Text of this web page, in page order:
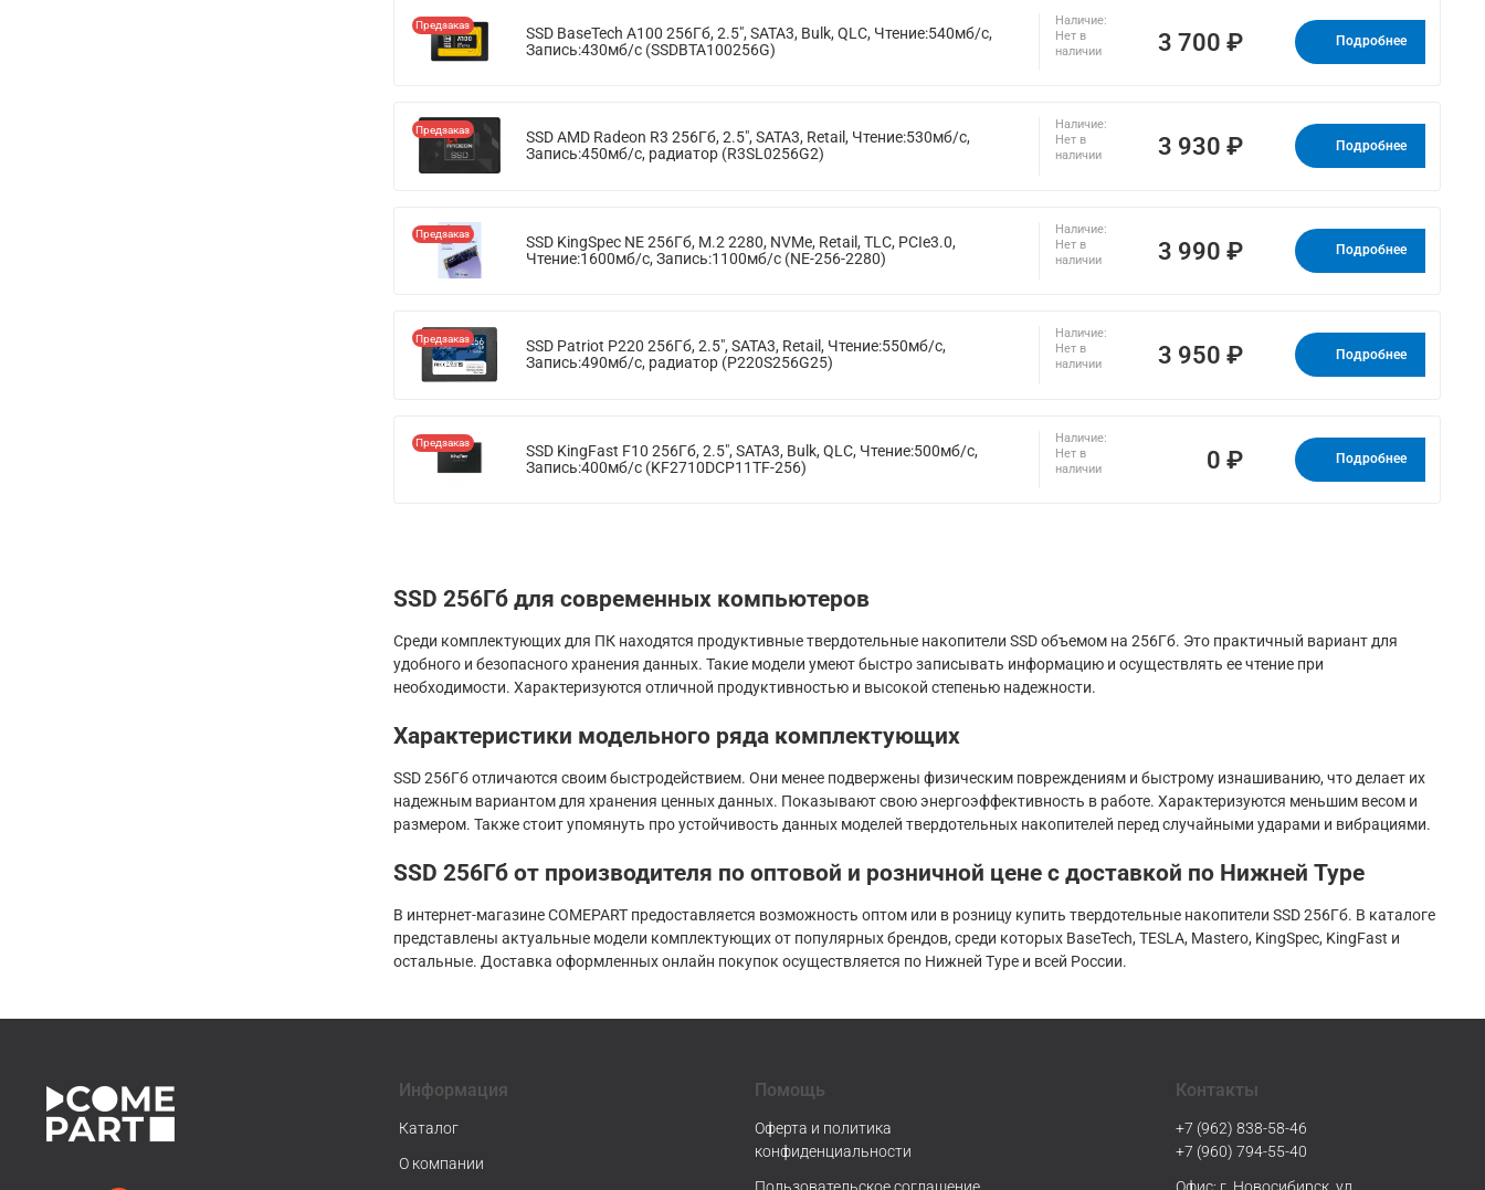
Предзаказ
SSD BaseTech A100 256Гб, 2.5", SATA3, Bulk, QLC, Чтение:540мб/с,
Запись:430мб/с (SSDBTA100256G)
Наличие:
Нет в
наличии
3 700 ₽ Подробнее
Предзаказ
SSD AMD Radeon R3 256Гб, 2.5", SATA3, Retail, Чтение:530мб/с,
Запись:450мб/с, радиатор (R3SL0256G2)
Наличие:
Нет в
наличии
3 930 ₽ Подробнее
Предзаказ
SSD KingSpec NE 256Гб, M.2 2280, NVMe, Retail, TLC, PCIe3.0,
Чтение:1600мб/с, Запись:1100мб/с (NE-256-2280)
Наличие:
Нет в
наличии
3 990 ₽ Подробнее
Предзаказ
SSD Patriot P220 256Гб, 2.5", SATA3, Retail, Чтение:550мб/с,
Запись:490мб/с, радиатор (P220S256G25)
Наличие:
Нет в
наличии
3 950 ₽ Подробнее
Предзаказ
SSD KingFast F10 256Гб, 2.5", SATA3, Bulk, QLC, Чтение:500мб/с,
Запись:400мб/с (KF2710DCP11TF-256)
Наличие:
Нет в
наличии
0 ₽ Подробнее
SSD 256Гб для современных компьютеров
Среди комплектующих для ПК находятся продуктивные твердотельные накопители SSD объемом на 256Гб. Это практичный вариант для
удобного и безопасного хранения данных. Такие модели умеют быстро записывать информацию и осуществлять ее чтение при
необходимости. Характеризуются отличной продуктивностью и высокой степенью надежности.
Характеристики модельного ряда комплектующих
SSD 256Гб отличаются своим быстродействием. Они менее подвержены физическим повреждениям и быстрому изнашиванию, что делает их
надежным вариантом для хранения ценных данных. Показывают свою энергоэффективность в работе. Характеризуются меньшим весом и
размером. Также стоит упомянуть про устойчивость данных моделей твердотельных накопителей перед случайными ударами и вибрациями.
SSD 256Гб от производителя по оптовой и розничной цене с доставкой по Нижней Туре
В интернет-магазине COMEPART предоставляется возможность оптом или в розницу купить твердотельные накопители SSD 256Гб. В каталоге
представлены актуальные модели комплектующих от популярных брендов, среди которых BaseTech, TESLA, Mastero, KingSpec, KingFast и
остальные. Доставка оформленных онлайн покупок осуществляется по Нижней Туре и всей России.
Информация
Каталог
О компании
Помощь
Оферта и политика
конфиденциальности
Пользовательское соглашение
Контакты
+7 (962) 838-58-46
+7 (960) 794-55-40
Офис: г. Новосибирск, ул.